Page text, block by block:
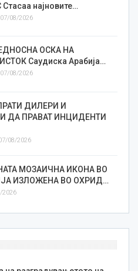
најновите…
07/08/2026
ОСКА НА
Саудиска Арабија…
07/08/2026
ДИЛЕРИ И
ДА ПРАВАТ ИНЦИДЕНТИ
08/2026
МОЗАИЧНА ИКОНА ВО
ИЗЛОЖЕНА ВО ОХРИД…
2026